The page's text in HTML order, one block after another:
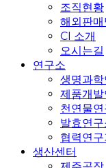
조직현황
해외판
CI 소개
오시는길
연구소
생명과
제품개
천연물
발효연구
협력연
생산센터